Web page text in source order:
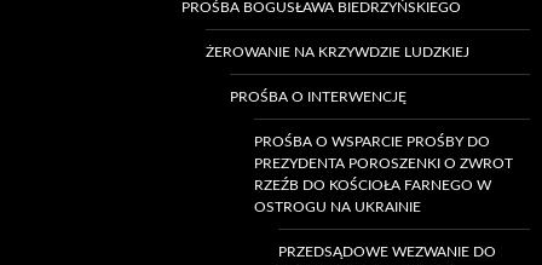
PROŚBA BOGUSŁAWA BIEDRZYŃSKIEGO
ŻEROWANIE NA KRZYWDZIE LUDZKIEJ
PROŚBA O INTERWENCJĘ
PROŚBA O WSPARCIE PROŚBY DO
PREZYDENTA POROSZENKI O ZWROT
RZEŹB DO KOŚCIOŁA FARNEGO W
OSTROGU NA UKRAINIE
PRZEDSĄDOWE WEZWANIE DO